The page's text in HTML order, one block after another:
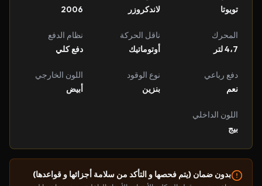
تويوتا
لاندكروزر
2006
المحرك
4،7 لتر
ناقل الحركة
أوتوماتيك
نظام الدفع
دفع كلي
دفع رباعي
نعم
نوع الوقود
بنزين
اللون الخارجي
أبيض
اللون الداخلي
بيج
بدون ضمان (يتم فحصها و التأكد من سلامة أجزائها و قواعدها)